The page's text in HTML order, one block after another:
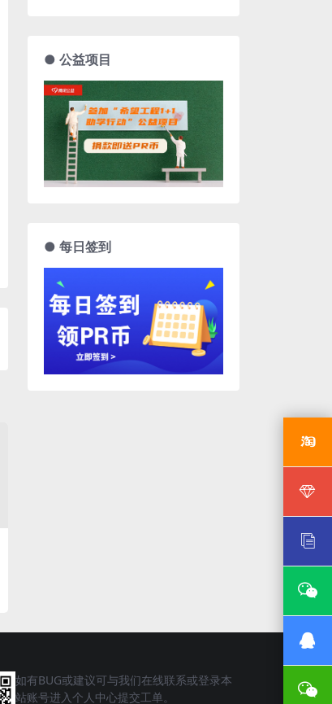
● 公益项目
● 每日签到
如有BUG或建议可与我们在线联系或登录本
站账号进入个人中心提交工单。